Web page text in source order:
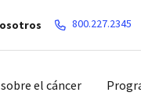
800.227.2345
el cáncer